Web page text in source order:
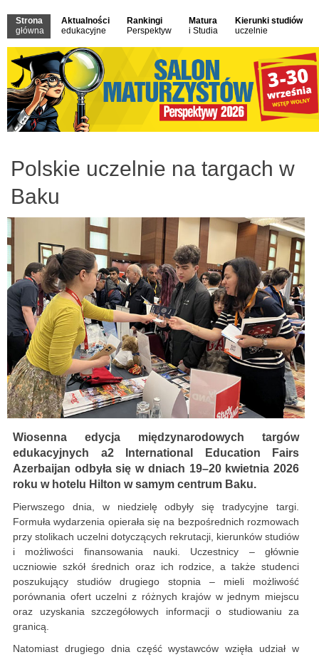
Strona
główna
Aktualności
edukacyjne
Rankingi
Perspektyw
Matura
i Studia
Kierunki studiów
uczelnie
Polskie uczelnie na targach w
Baku
Wiosenna edycja międzynarodowych targów
edukacyjnych a2 International Education Fairs
Azerbaijan odbyła się w dniach 19–20 kwietnia 2026
roku w hotelu Hilton w samym centrum Baku.
Pierwszego dnia, w niedzielę odbyły się tradycyjne targi.
Formuła wydarzenia opierała się na bezpośrednich rozmowach
przy stolikach uczelni dotyczących rekrutacji, kierunków studiów
i możliwości finansowania nauki. Uczestnicy – głównie
uczniowie szkół średnich oraz ich rodzice, a także studenci
poszukujący studiów drugiego stopnia – mieli możliwość
porównania ofert uczelni z różnych krajów w jednym miejscu
oraz uzyskania szczegółowych informacji o studiowaniu za
granicą.
Natomiast drugiego dnia część wystawców wzięła udział w